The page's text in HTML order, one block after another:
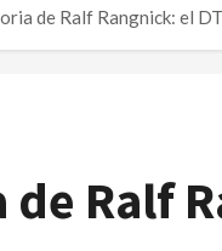
de Ralf Rangnick: el
Ralf